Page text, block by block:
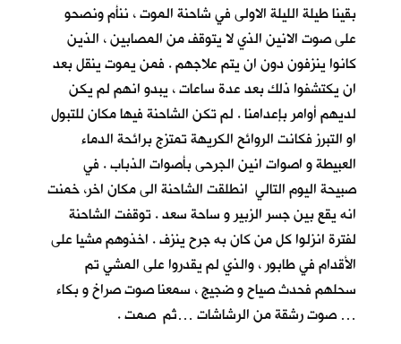
بقينا طيلة الليلة الاولى في شاحنة الموت ، ننأم ونصحو
على صوت الانين الذي لا يتوقف من المصابين ، الذين
كانوا ينزفون دون ان يتم علاجهم . فمن يموت ينقل بعد
ان يكتشفوا ذلك بعد عدة ساعات ، يبدو انهم لم يكن
لديهم أوامر بإعدامنا . لم تكن الشاحنة فيها مكان للتبول
او التبرز فكانت الروائح الكريهة تمتزج برائحة الدماء
العبيطة و اصوات انين الجرحى بأصوات الذباب . في
صبيحة اليوم التالي انطلقت الشاحنة الى مكان اخر، خمنت
انه يقع بين جسر الزبير و ساحة سعد . توقفت الشاحنة
لفترة انزلوا كل من كان به جرح ينزف . اخذوهم مشيا على
الأقدام في طابور ، والذي لم يقدروا على المشي تم
سحلهم فحدث صياح و ضجيج ، سمعنا صوت صراخ و بكاء
… صوت رشقة من الرشاشات …ثم صمت .